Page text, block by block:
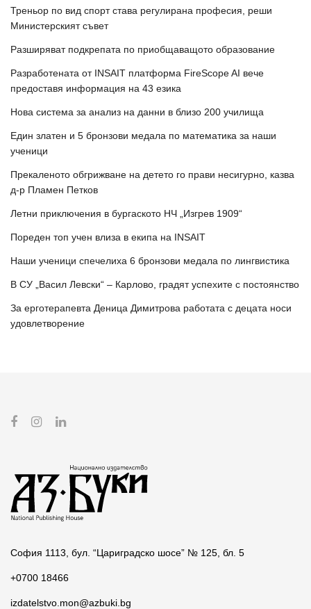
Треньор по вид спорт става регулирана професия, реши
Министерският съвет
Разширяват подкрепата по приобщаващото образование
Разработената от INSAIT платформа FireScope AI вече
предоставя информация на 43 езика
Нова система за анализ на данни в близо 200 училища
Един златен и 5 бронзови медала по математика за наши
ученици
Прекаленото обгрижване на детето го прави несигурно, казва
д-р Пламен Петков
Летни приключения в бургаското НЧ „Изгрев 1909“
Пореден топ учен влиза в екипа на INSAIT
Наши ученици спечелиха 6 бронзови медала по лингвистика
В СУ „Васил Левски“ – Карлово, градят успехите с постоянство
За ерготерапевта Деница Димитрова работата с децата носи
удовлетворение
София 1113, бул. “Цариградско шосе” № 125, бл. 5
+0700 18466
izdatelstvo.mon@azbuki.bg